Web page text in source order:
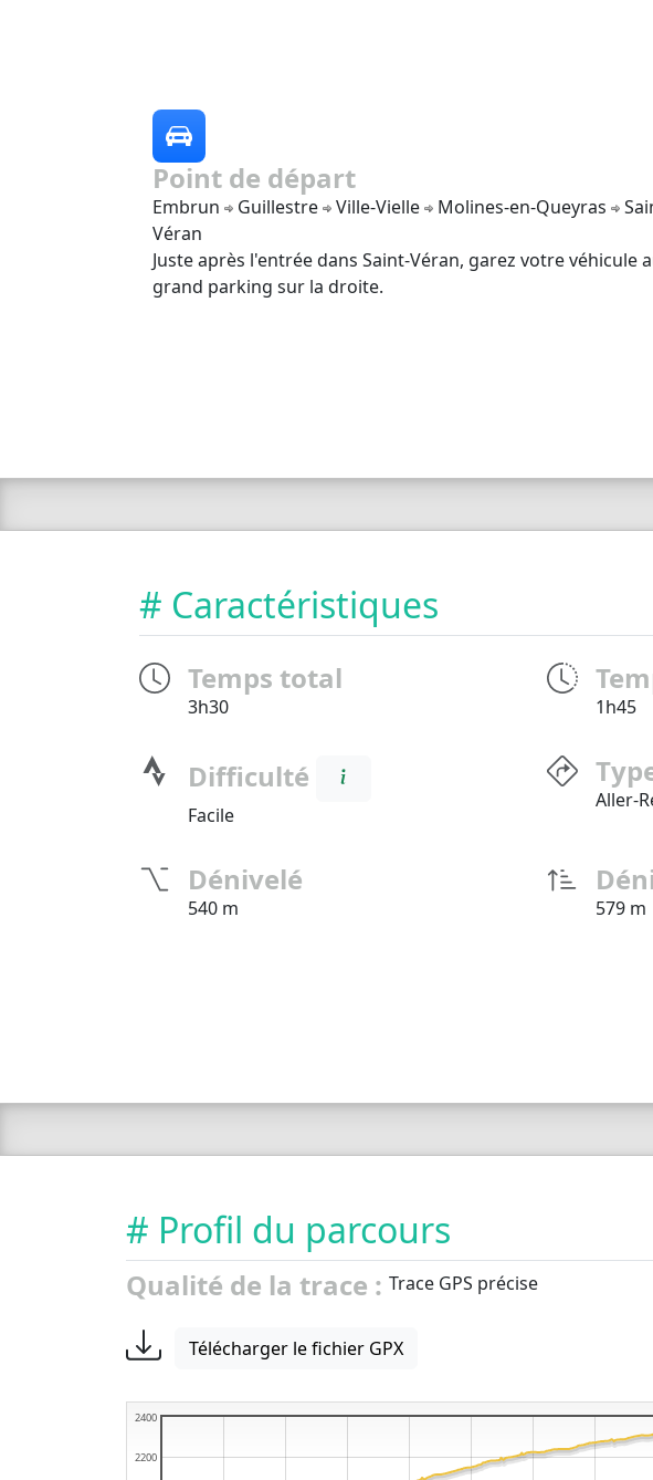
Point de départ
Embrun Guillestre Ville-Vielle Molines-en-Queyras
Véran
Juste après l'entrée dans Saint-Véran, garez votre véhicule
grand parking sur la droite.
# Caractéristiques
Temps total
3h30 1h45
Difficulté
Facile
Aller-
Dénivelé
540 m 579 m
# Profil du parcours
Qualité de la trace : Trace GPS précise
Télécharger le fichier GPX
2200
2400